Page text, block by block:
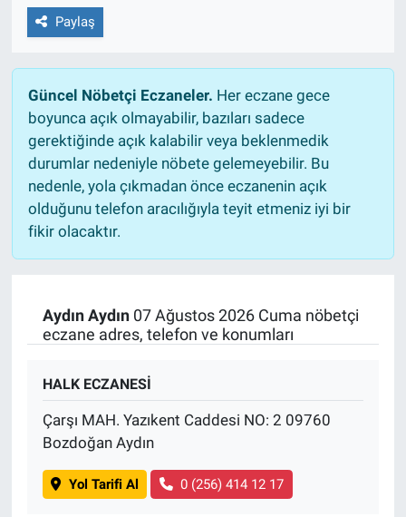
Paylaş
Güncel Nöbetçi Eczaneler. Her eczane gece
boyunca açık olmayabilir, bazıları sadece
gerektiğinde açık kalabilir veya beklenmedik
durumlar nedeniyle nöbete gelemeyebilir. Bu
nedenle, yola çıkmadan önce eczanenin açık
olduğunu telefon aracılığıyla teyit etmeniz iyi bir
fikir olacaktır.
Aydın Aydın07 Ağustos 2026 Cuma nöbetçi
eczane adres, telefon ve konumları
HALK ECZANESİ
Çarşı MAH. Yazıkent Caddesi NO: 2 09760
Bozdoğan Aydın
Yol Tarifi Al 0 (256) 414 12 17